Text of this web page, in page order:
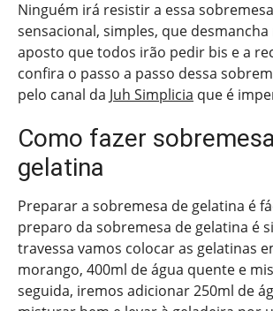
Ninguém irá resistir a essa
sensacional, simples, que desmancha
aposto que todos irão pedir bis e a
confira o passo a passo dessa
pelo canal da Juh Simplicia que é
Como fazer
gelatina
Preparar a sobremesa de gelatina é
preparo da sobremesa de gelatina é
travessa vamos colocar as gelatinas
morango, 400ml de água quente e
seguida, iremos adicionar 250ml de